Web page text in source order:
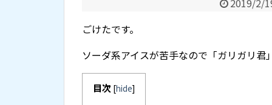
2019/2/
ごけたです。
ソーダ系アイスが苦手なので「ガリガリ
目次 [hide]